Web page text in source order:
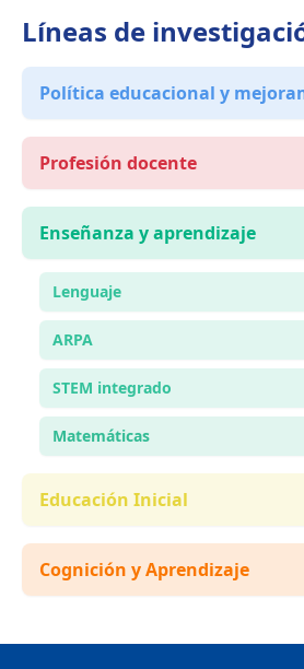
Líneas de
Política educacional y
Profesión docente
Enseñanza y aprendizaje
Lenguaje
ARPA
STEM integrado
Matemáticas
Educación Inicial
Cognición y Aprendizaje